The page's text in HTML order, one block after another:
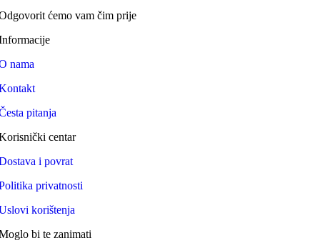
ćemo vam čim prije
nama
pitanja
centar
i povrat
privatnosti
korištenja
bi te zanimati